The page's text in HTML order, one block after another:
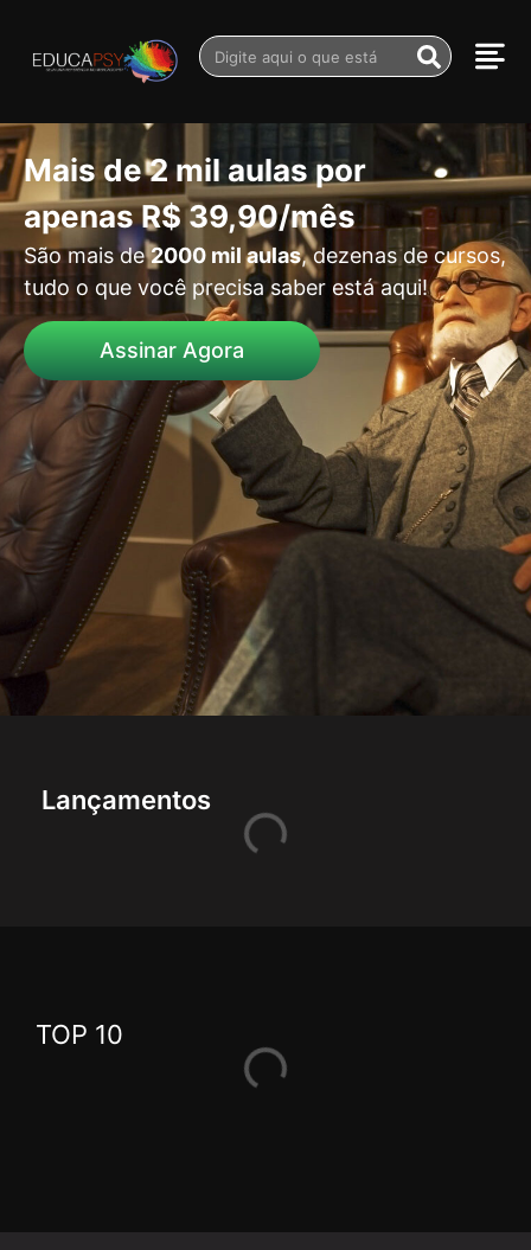
Mais de2 mil aulaspor
apenasR$ 39,90/mês
São mais de2000 mil aulas, dezenas de cursos,
tudo o que você precisa saber está aqui!
Assinar Agora
Lançamentos
TOP 10